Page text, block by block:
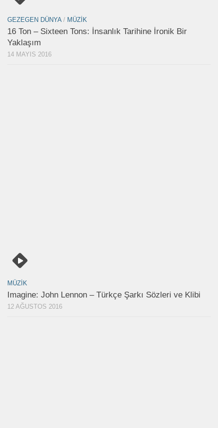
GEZEGEN DÜNYA/ MÜZIK
16 Ton – Sixteen Tons: İnsanlık Tarihine İronik Bir
Yaklaşım
14 MAYIS 2016
MÜZIK
Imagine: John Lennon – Türkçe Şarkı Sözleri ve Klibi
12 AĞUSTOS 2016